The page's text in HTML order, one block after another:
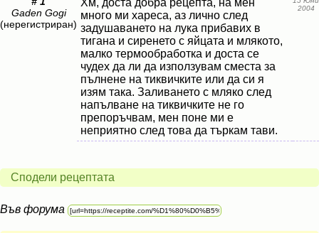
Gaden Gogi
(нерегистриран)
Хм, доста добра рецепта, на мен
много ми хареса, аз лично след
задушаването на лука прибавих в
тигана и сиренето с яйцата и млякото,
малко термообработка и доста се
чудех да ли да използувам сместа за
пълнене на тиквичките или да си я
изям така. Заливането с мляко след
напълване на тиквичките не го
препоръчвам, мен поне ми е
неприятно след това да търкам тави.
2004
Сподели рецептата
Във форума